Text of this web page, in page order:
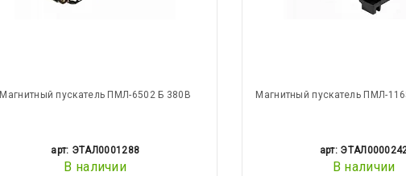
Магнитный пускатель ПМЛ-6502 Б 380В
арт: ЭТАЛ0001288
В наличии
Магнитный пускатель ПМЛ-
арт:
В наличии